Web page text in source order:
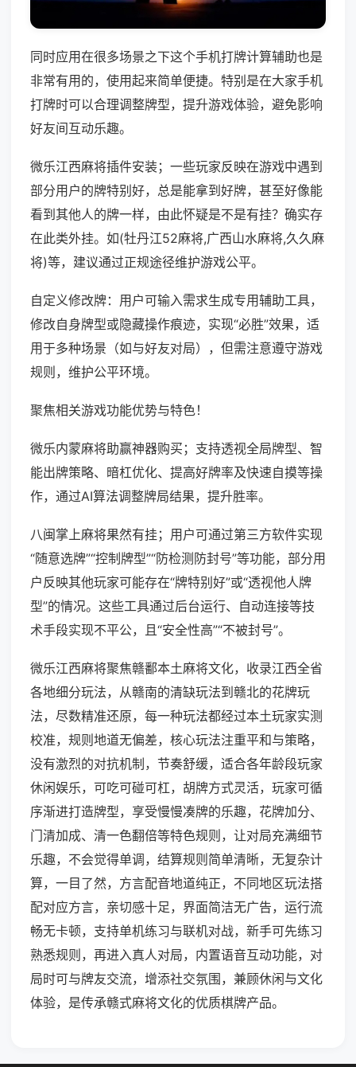
同时应用在很多场景之下这个手机打牌计算辅助也是
非常有用的，使用起来简单便捷。特别是在大家手机
打牌时可以合理调整牌型，提升游戏体验，避免影响
好友间互动乐趣。
微乐江西麻将插件安装；一些玩家反映在游戏中遇到
部分用户的牌特别好，总是能拿到好牌，甚至好像能
看到其他人的牌一样，由此怀疑是不是有挂？确实存
在此类外挂。如(牡丹江52麻将,广西山水麻将,久久麻
将)等，建议通过正规途径维护游戏公平。
自定义修改牌：用户可输入需求生成专用辅助工具，
修改自身牌型或隐藏操作痕迹，实现“必胜”效果，适
用于多种场景（如与好友对局），但需注意遵守游戏
规则，维护公平环境。
聚焦相关游戏功能优势与特色！
微乐内蒙麻将助赢神器购买；支持透视全局牌型、智
能出牌策略、暗杠优化、提高好牌率及快速自摸等操
作，通过AI算法调整牌局结果，提升胜率。
八闽掌上麻将果然有挂；用户可通过第三方软件实现
“随意选牌”“控制牌型”“防检测防封号”等功能，部分用
户反映其他玩家可能存在“牌特别好”或“透视他人牌
型”的情况。这些工具通过后台运行、自动连接等技
术手段实现不平公，且“安全性高”“不被封号”。
微乐江西麻将聚焦赣鄱本土麻将文化，收录江西全省
各地细分玩法，从赣南的清缺玩法到赣北的花牌玩
法，尽数精准还原，每一种玩法都经过本土玩家实测
校准，规则地道无偏差，核心玩法注重平和与策略，
没有激烈的对抗机制，节奏舒缓，适合各年龄段玩家
休闲娱乐，可吃可碰可杠，胡牌方式灵活，玩家可循
序渐进打造牌型，享受慢慢凑牌的乐趣，花牌加分、
门清加成、清一色翻倍等特色规则，让对局充满细节
乐趣，不会觉得单调，结算规则简单清晰，无复杂计
算，一目了然，方言配音地道纯正，不同地区玩法搭
配对应方言，亲切感十足，界面简洁无广告，运行流
畅无卡顿，支持单机练习与联机对战，新手可先练习
熟悉规则，再进入真人对局，内置语音互动功能，对
局时可与牌友交流，增添社交氛围，兼顾休闲与文化
体验，是传承赣式麻将文化的优质棋牌产品。